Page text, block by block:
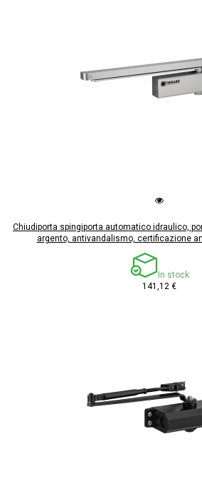
Chiudiporta spingiporta automatico idraulico,
argento, antivandalismo, certificazione
In stock
141,12 €